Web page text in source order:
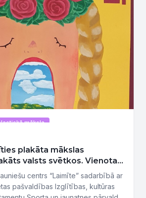
māksla
plakāta mākslas
valsts svētkos. Vienota
centrs “Laimīte” sadarbībā ar
pašvaldības Izglītības, kultūras